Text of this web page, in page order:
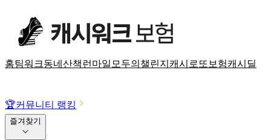
홈팀워크동네산책 런마일 모두의챌린지 캐시로또 보험캐시딜
🏆커뮤니티 랭킹
즐겨찾기